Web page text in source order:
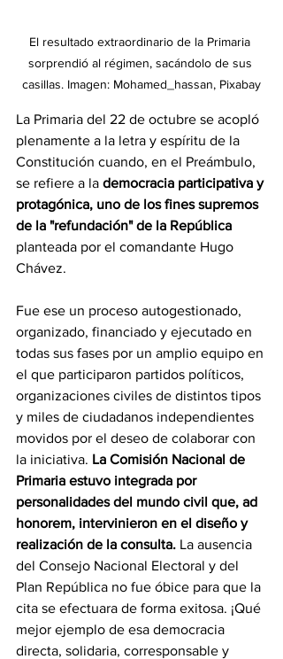
El resultado extraordinario de la Primaria
sorprendió al régimen, sacándolo de sus
casillas. Imagen: Mohamed_hassan, Pixabay
La Primaria del 22 de octubre se acopló
plenamente a la letra y espíritu de la
Constitución cuando, en el Preámbulo,
se refiere a la democracia participativa y
protagónica, uno de los fines supremos
de la "refundación" de la República
planteada por el comandante Hugo
Chávez.
Fue ese un proceso autogestionado,
organizado, financiado y ejecutado en
todas sus fases por un amplio equipo en
el que participaron partidos políticos,
organizaciones civiles de distintos tipos
y miles de ciudadanos independientes
movidos por el deseo de colaborar con
la iniciativa. La Comisión Nacional de
Primaria estuvo integrada por
personalidades del mundo civil que, ad
honorem, intervinieron en el diseño y
realización de la consulta. La ausencia
del Consejo Nacional Electoral y del
Plan República no fue óbice para que la
cita se efectuara de forma exitosa. ¡Qué
mejor ejemplo de esa democracia
directa, solidaria, corresponsable y